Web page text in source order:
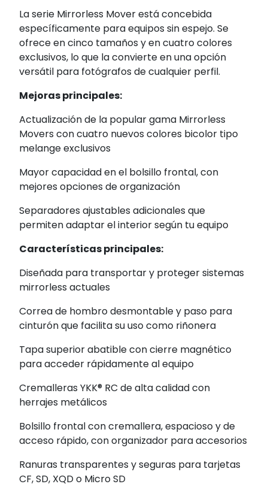
La serie Mirrorless Mover está concebida
específicamente para equipos sin espejo. Se
ofrece en cinco tamaños y en cuatro colores
exclusivos, lo que la convierte en una opción
versátil para fotógrafos de cualquier perfil.
Mejoras principales:
Actualización de la popular gama Mirrorless
Movers con cuatro nuevos colores bicolor tipo
melange exclusivos
Mayor capacidad en el bolsillo frontal, con
mejores opciones de organización
Separadores ajustables adicionales que
permiten adaptar el interior según tu equipo
Características principales:
Diseñada para transportar y proteger sistemas
mirrorless actuales
Correa de hombro desmontable y paso para
cinturón que facilita su uso como riñonera
Tapa superior abatible con cierre magnético
para acceder rápidamente al equipo
Cremalleras YKK® RC de alta calidad con
herrajes metálicos
Bolsillo frontal con cremallera, espacioso y de
acceso rápido, con organizador para accesorios
Ranuras transparentes y seguras para tarjetas
CF, SD, XQD o Micro SD